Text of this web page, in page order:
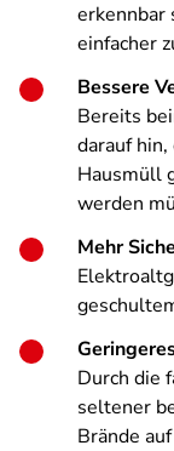
erkennbar
einfacher
Bessere
Bereits
darauf
Hausmüll
werden
Mehr
Durch die
seltener
Brände